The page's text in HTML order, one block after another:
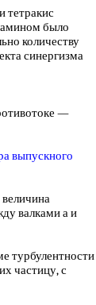
было
количеству
синергизма
—
выпускного
валками а и
турбулентности
частицу, с